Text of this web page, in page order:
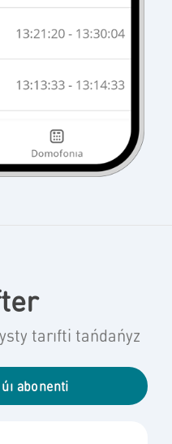
tarıfti tańdańyz
abonenti